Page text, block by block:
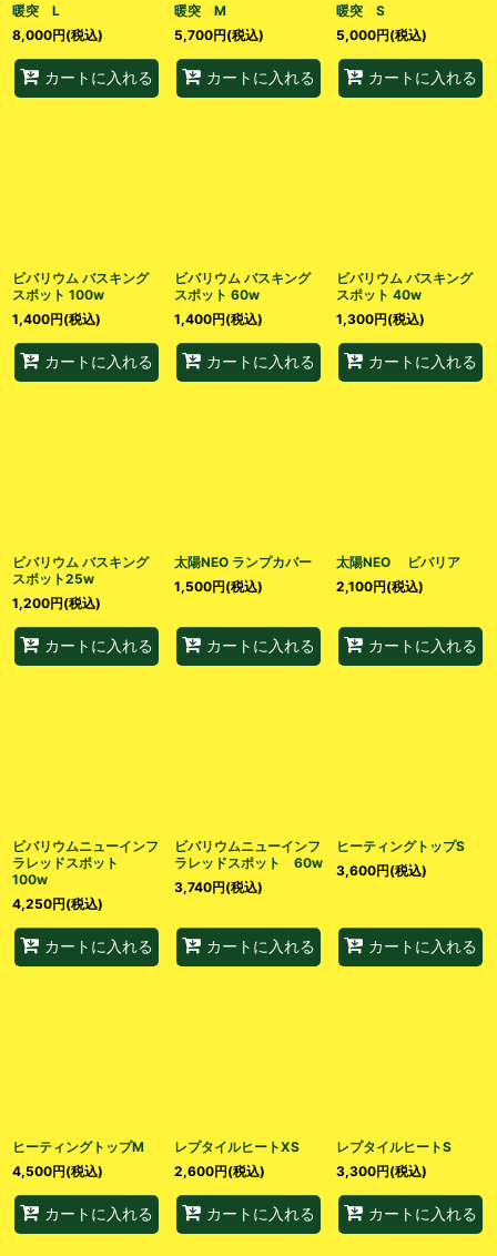
暖突 L
8,000円(税込)
カートに入れる
暖突 M
5,700円(税込)
カートに入れる
暖突 S
5,000円(税込)
カートに入れる
ビバリウム バスキング
スポット 100w
1,400円(税込)
カートに入れる
ビバリウム バスキング
スポット 60w
1,400円(税込)
カートに入れる
ビバリウム バスキング
スポット 40w
1,300円(税込)
カートに入れる
ビバリウム バスキング
スポット25w
1,200円(税込)
カートに入れる
太陽NEO ランプカバー
1,500円(税込)
カートに入れる
太陽NEO ビバリア
2,100円(税込)
カートに入れる
ビバリウムニューインフ
ラレッドスポット
100w
4,250円(税込)
カートに入れる
ビバリウムニューインフ
ラレッドスポット 60w
3,740円(税込)
カートに入れる
ヒーティングトップS
3,600円(税込)
カートに入れる
ヒーティングトップM
4,500円(税込)
カートに入れる
レプタイルヒートXS
2,600円(税込)
カートに入れる
レプタイルヒートS
3,300円(税込)
カートに入れる